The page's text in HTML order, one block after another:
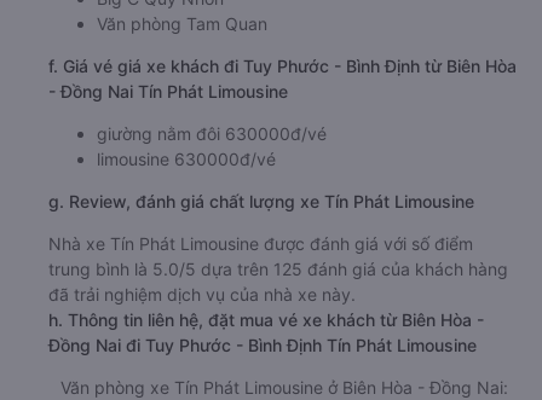
Văn phòng Tam Quan
f. Giá vé giá xe khách đi Tuy Phước - Bình Định từ Biên Hòa
- Đồng Nai Tín Phát Limousine
giường nằm đôi 630000đ/vé
limousine 630000đ/vé
g. Review, đánh giá chất lượng xe Tín Phát Limousine
Nhà xe Tín Phát Limousine được đánh giá với số điểm
trung bình là 5.0/5 dựa trên 125 đánh giá của khách hàng
đã trải nghiệm dịch vụ của nhà xe này.
h. Thông tin liên hệ, đặt mua vé xe khách từ Biên Hòa -
Đồng Nai đi Tuy Phước - Bình Định Tín Phát Limousine
Văn phòng xe Tín Phát Limousine ở Biên Hòa - Đồng Nai: